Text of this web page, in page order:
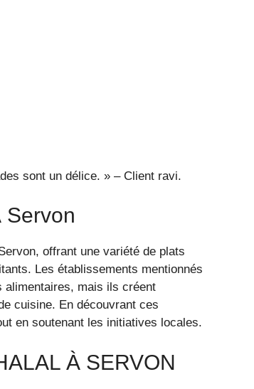
sont un délice. » – Client ravi.
Servon
offrant une variété de plats
Les établissements mentionnés
alimentaires, mais ils créent
cuisine. En découvrant ces
en soutenant les initiatives locales.
À SERVON